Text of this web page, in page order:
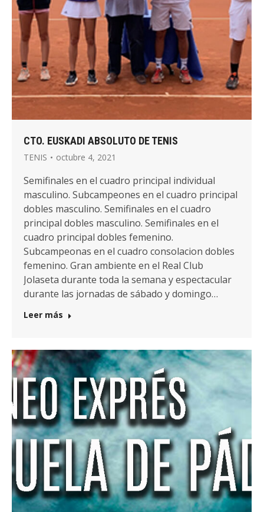
CTO. EUSKADI ABSOLUTO DE TENIS
TENIS octubre 4, 2021
Semifinales en el cuadro principal individual
masculino. Subcampeones en el cuadro principal
dobles masculino. Semifinales en el cuadro
principal dobles masculino. Semifinales en el
cuadro principal dobles femenino.
Subcampeonas en el cuadro consolacion dobles
femenino. Gran ambiente en el Real Club
Jolaseta durante toda la semana y espectacular
durante las jornadas de sábado y domingo…
Leer más